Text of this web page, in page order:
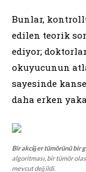
Bunlar,
edilen teorik
ediyor;
okuyucunun
sayesinde
daha erken
Bir akciğer tümörünü bir
algoritması, bir tümör
mevcut değildi.